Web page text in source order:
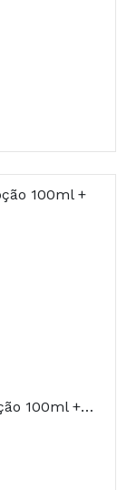
Arkopharma Stop Piolhos Natur Loção 100ml + Pente Metálico